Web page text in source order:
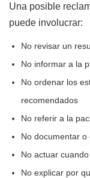
Una posible
puede involucrar:
No revisar un
No informar a la
No ordenar los
recomendados
No referir a la
No documentar
No actuar
No explicar por